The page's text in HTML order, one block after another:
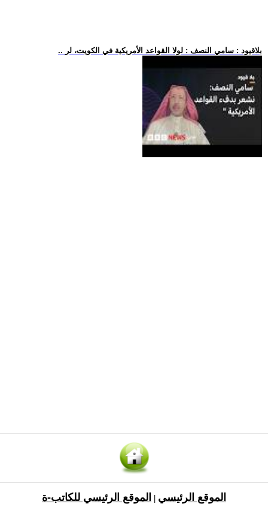
.. بلاقيود : سامي النصف : لولا القواعد الأمريكية في الكويت، لر
الموقع الرئيسي الموقع الرئيسي للكاتب-ة